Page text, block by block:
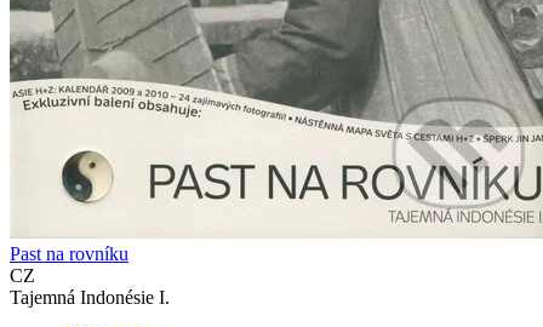
Past na rovníku
CZ
Tajemná Indonésie I.